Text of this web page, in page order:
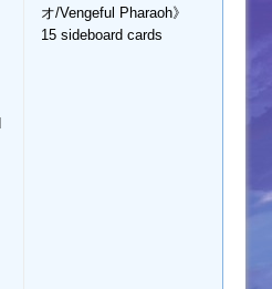
オ/Vengeful Pharaoh》
15 sideboard cards